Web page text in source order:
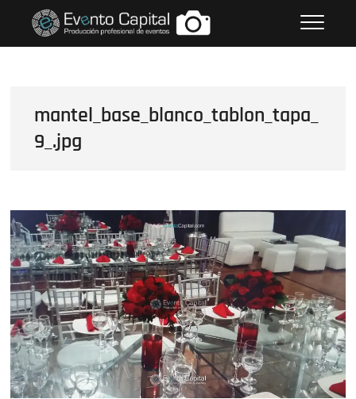
contenido
FOTOS GRUPO EMPRESARIAL
mantel_base_blanco_tablon_tapa_
9_.jpg